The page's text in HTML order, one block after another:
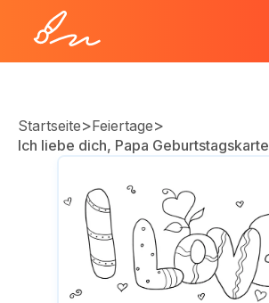
Startseite>Feiertage>
Ich liebe dich, Papa Geburtstagskarte